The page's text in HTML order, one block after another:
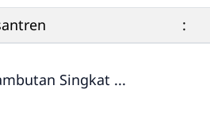
:
Singkat ...